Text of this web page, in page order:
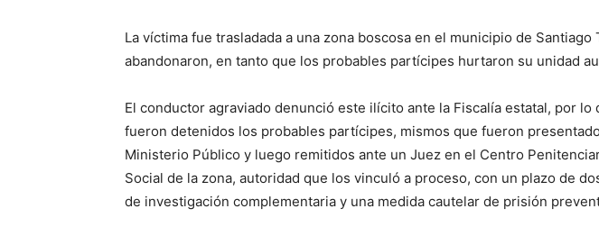
La víctima fue trasladada a una zona boscosa en el municipio de
abandonaron, en tanto que los probables partícipes hurtaron su unidad
El conductor agraviado denunció este ilícito ante la Fiscalía estatal, por
fueron detenidos los probables partícipes, mismos que fueron
Ministerio Público y luego remitidos ante un Juez en el Centro
Social de la zona, autoridad que los vinculó a proceso, con un plazo de
de investigación complementaria y una medida cautelar de prisión